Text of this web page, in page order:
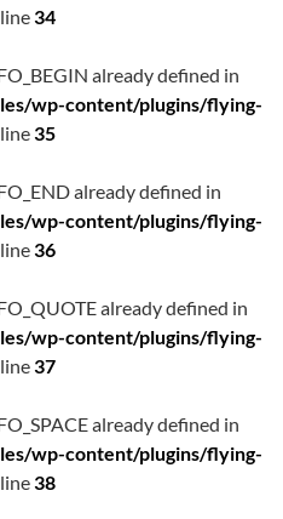
34
already defined in
wp-content/plugins/flying-
35
already defined in
wp-content/plugins/flying-
36
already defined in
wp-content/plugins/flying-
37
already defined in
wp-content/plugins/flying-
38